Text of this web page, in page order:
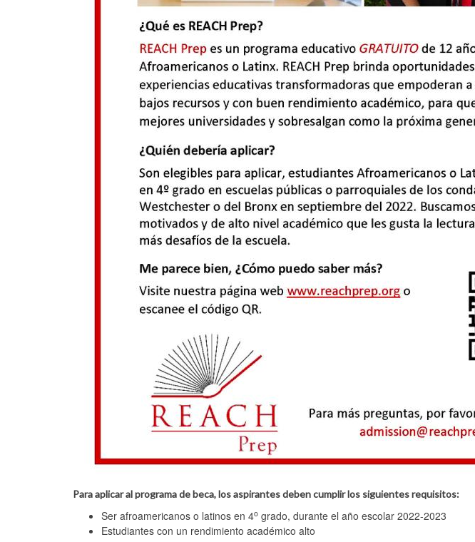
Para aplicar al programa de beca, los aspirantes deben cumplir los siguientes requisitos:
Ser afroamericanos o latinos en 4o grado, durante el año escolar 2022-2023
Estudiantes con un rendimiento académico alto